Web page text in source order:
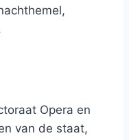
Opera en
van de staat,